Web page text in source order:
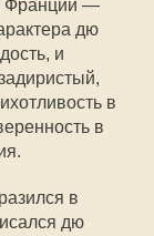
Франции —
дю
и
в
в
в
дю